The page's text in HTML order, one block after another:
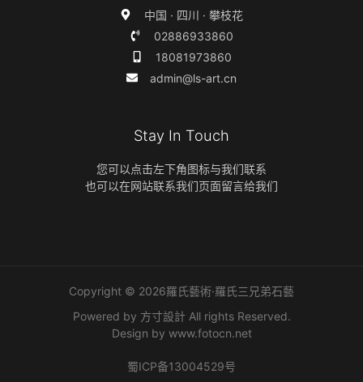
中国 · 四川 · 攀枝花
02886933860
18081973860
admin@ls-art.cn
Stay In Touch
您可以点击左下角图标与我们联系
也可以在网站联系我们页面留言给我们
Copyright © 2026羅氏藝術·羅氏三兄弟石藝
Powered by 方寸設計 All rights Reserved.
Design by www.fotocn.net
蜀ICP备13004529号